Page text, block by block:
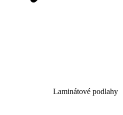
Laminátové podlahy